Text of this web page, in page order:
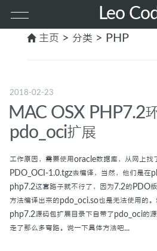
Leo
其他
PHP
前端
服务器
MAC
主页 > 分类 > PHP
2018-02-23
MAC OSX PHP7.2
pdo_oci扩展
工作原因，需要使用oracle数据库，从网上找
PDO_OCI-1.0.tgz去编译，当然，他们是在
php7.2这套路子就不行了，因为7.2的PDO
方法编译出来的pdo_oci.so也是无法使用的
php7.2源码包扩展目录下自带了pdo_oci的
走了那么多弯路。说一下具体方法吧...